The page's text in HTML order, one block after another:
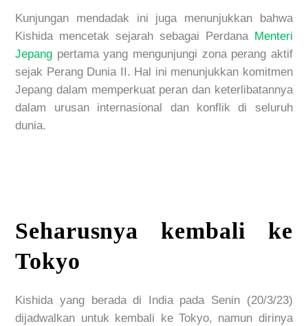
Kunjungan mendadak ini juga menunjukkan bahwa
Kishida mencetak sejarah sebagai Perdana Menteri
Jepang pertama yang mengunjungi zona perang aktif
sejak Perang Dunia II. Hal ini menunjukkan komitmen
Jepang dalam memperkuat peran dan keterlibatannya
dalam urusan internasional dan konflik di seluruh
dunia.
Seharusnya kembali ke
Tokyo
Kishida yang berada di India pada Senin (20/3/23)
dijadwalkan untuk kembali ke Tokyo, namun dirinya